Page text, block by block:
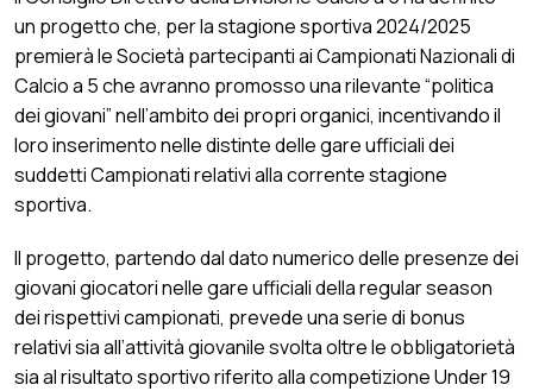
un progetto che, per la stagione sportiva 2024/2025
premierà le Società partecipanti ai Campionati Nazionali di
Calcio a 5 che avranno promosso una rilevante “politica
dei giovani” nell’ambito dei propri organici, incentivando il
loro inserimento nelle distinte delle gare ufficiali dei
suddetti Campionati relativi alla corrente stagione
sportiva.
Il progetto, partendo dal dato numerico delle presenze dei
giovani giocatori nelle gare ufficiali della regular season
dei rispettivi campionati, prevede una serie di bonus
relativi sia all’attività giovanile svolta oltre le obbligatorietà
sia al risultato sportivo riferito alla competizione Under 19